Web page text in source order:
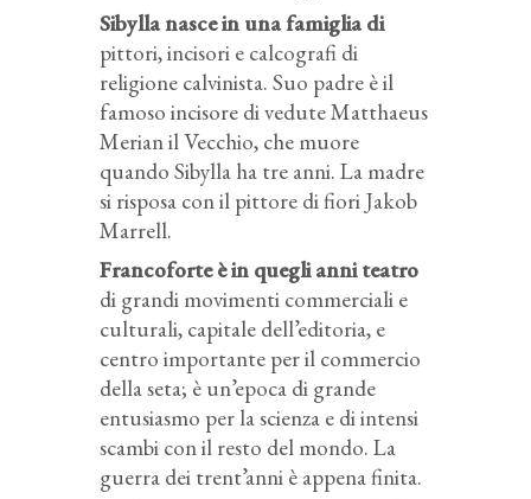
Sibylla nasce in una famiglia di
pittori, incisori e calcografi di
religione calvinista. Suo padre è il
famoso incisore di vedute Matthaeus
Merian il Vecchio, che muore
quando Sibylla ha tre anni. La madre
si risposa con il pittore di fiori Jakob
Marrell.
Francoforte è in quegli anni teatro
di grandi movimenti commerciali e
culturali, capitale dell’editoria, e
centro importante per il commercio
della seta; è un’epoca di grande
entusiasmo per la scienza e di intensi
scambi con il resto del mondo. La
guerra dei trent’anni è appena finita.